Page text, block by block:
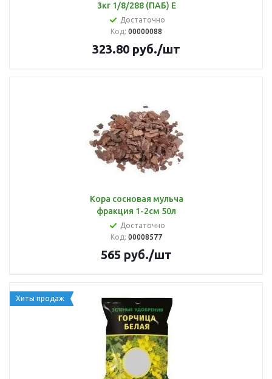
3кг 1/8/288 (ПАБ) Е
Достаточно
Код: 00000088
323.80 руб./шт
Кора сосновая мульча
фракция 1-2см 50л
Достаточно
Код: 00008577
565 руб./шт
Хиты продаж